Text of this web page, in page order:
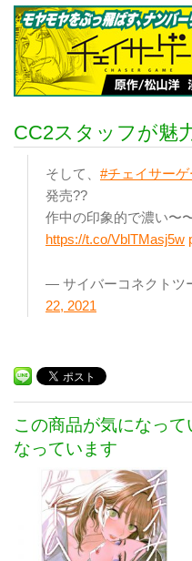
CC2スタッフが魅
そして、 #チェイサーゲ
発売??
作中の印象的で濃い〜
https://t.co/VblTMasj5w
— サイバーコネクトツ
22, 2021
この商品が気になっ
なっています